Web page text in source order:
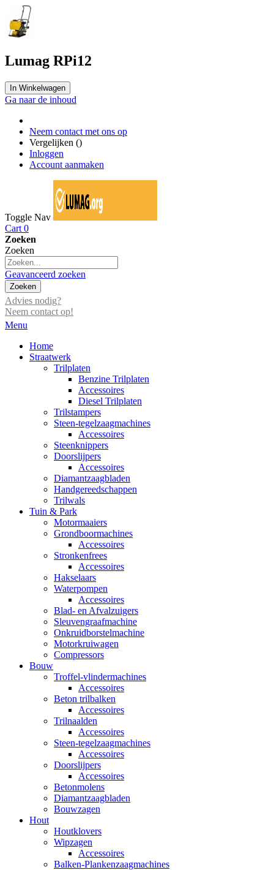
Lumag RPi12
In Winkelwagen
Ga naar de inhoud
Neem contact met ons op
Vergelijken ()
Inloggen
Account aanmaken
Toggle Nav
Cart 0
Zoeken
Zoeken
Geavanceerd zoeken
Zoeken
Advies nodig?
Neem contact op!
Menu
Home
Straatwerk
Trilplaten
Benzine Trilplaten
Accessoires
Diesel Trilplaten
Trilstampers
Steen-tegelzaagmachines
Accessoires
Steenknippers
Doorslijpers
Accessoires
Diamantzaagbladen
Handgereedschappen
Trilwals
Tuin & Park
Motormaaiers
Grondboormachines
Accessoires
Stronkenfrees
Accessoires
Hakselaars
Waterpompen
Accessoires
Blad- en Afvalzuigers
Sleuvengraafmachine
Onkruidborstelmachine
Motorkruiwagen
Compressors
Bouw
Troffel-vlindermachines
Accessoires
Beton trilbalken
Accessoires
Trilnaalden
Accessoires
Steen-tegelzaagmachines
Accessoires
Doorslijpers
Accessoires
Betonmolens
Diamantzaagbladen
Bouwzagen
Hout
Houtklovers
Wipzagen
Accessoires
Balken-Plankenzaagmachines